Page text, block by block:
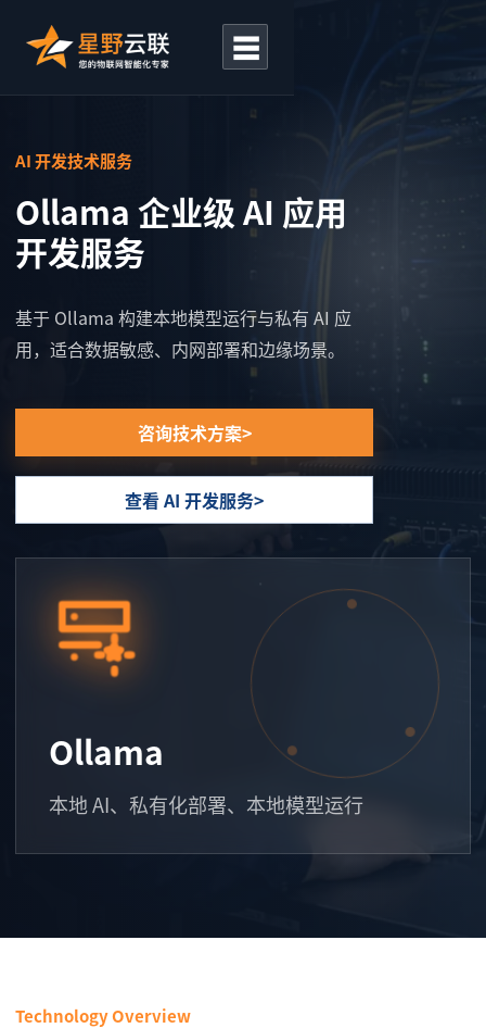
☰
AI 开发技术服务
Ollama 企业级 AI 应用
开发服务
基于 Ollama 构建本地模型运行与私有 AI 应
用，适合数据敏感、内网部署和边缘场景。
咨询技术方案
查看 AI 开发服务
Ollama
本地 AI、私有化部署、本地模型运行
Technology Overview